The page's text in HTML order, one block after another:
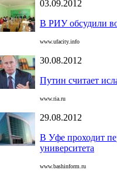
03.09.2012
В РИУ обсудили
www.ufacity.info
30.08.2012
Путин считает
www.ria.ru
29.08.2012
В Уфе проходит
университета
www.bashinform.ru